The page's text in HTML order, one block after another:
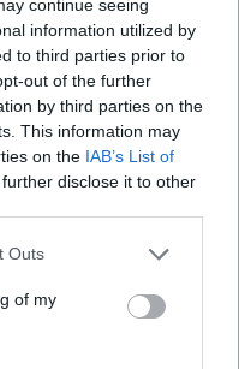
continue seeing
information utilized by
to third parties prior to
out of the further
by third parties on the
This information may
on the IAB’s List of
disclose it to other
Outs
of my
si era trasferito a
al Daily
messo a dura
che in passato il
mai fatto. “Sono un
mio obiettivo è
Rugby sta
uno che